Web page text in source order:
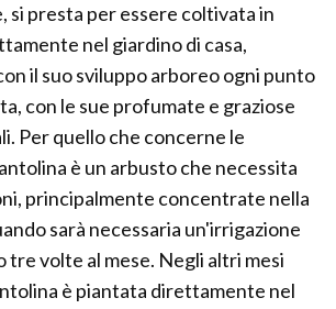
si presta per essere coltivata in
nel giardino di casa,
il suo sviluppo arboreo ogni punto
con le sue profumate e graziose
Per quello che concerne le
è un arbusto che necessita
principalmente concentrate nella
sarà necessaria un'irrigazione
tre volte al mese. Negli altri mesi
è piantata direttamente nel